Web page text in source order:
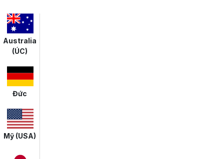
Australia
(ÚC)
Đức
Mỹ (USA)